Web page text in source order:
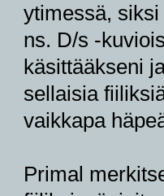
ytimessä,
ns. D/s -
käsittääkseni
sellaisia
vaikkapa
Primal